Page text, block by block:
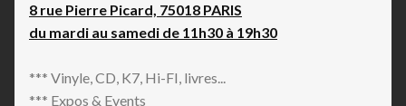
8 rue Pierre Picard, 75018 PARIS
du mardi au samedi de 11h30 à 19h30
*** Vinyle, CD, K7, Hi-FI, livres...
*** Expos & Events